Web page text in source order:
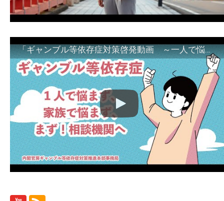
「ギャンブル等依存症対策啓発動画 ～一人で悩まず、家族で悩まず、まず！相談機関へ～」